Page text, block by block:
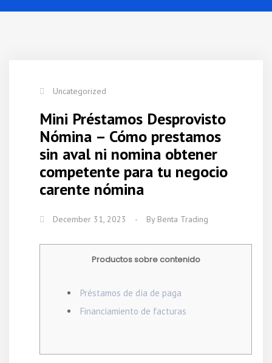
Uncategorized
Mini Préstamos Desprovisto
Nómina – Cómo prestamos
sin aval ni nomina obtener
competente para tu negocio
carente nómina
December 31, 2023 - By Benta Trading
Productos sobre contenido
Préstamos de día de paga
Financiamiento de facturas